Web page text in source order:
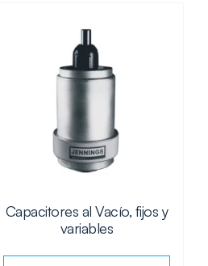
Capacitores al Vacío, fijos y
variables